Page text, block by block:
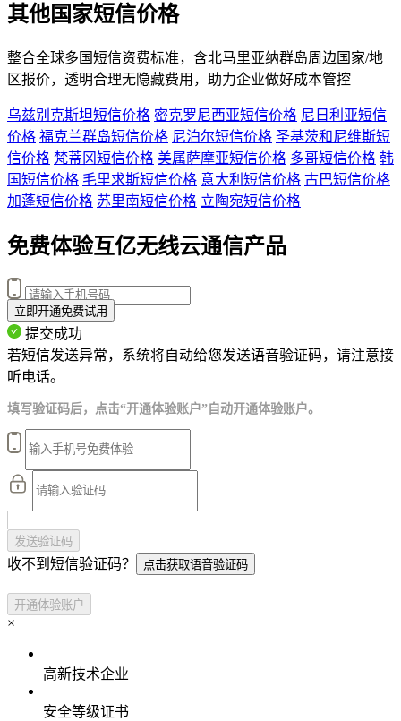
其他国家短信价格
整合全球多国短信资费标准，含北马里亚纳群岛周边国家/地
区报价，透明合理无隐藏费用，助力企业做好成本管控
乌兹别克斯坦短信价格 密克罗尼西亚短信价格 尼日利亚短信
价格 福克兰群岛短信价格 尼泊尔短信价格 圣基茨和尼维斯短
信价格 梵蒂冈短信价格 美属萨摩亚短信价格 多哥短信价格 韩
国短信价格 毛里求斯短信价格 意大利短信价格 古巴短信价格
加蓬短信价格 苏里南短信价格 立陶宛短信价格
免费体验互亿无线云通信产品
立即开通免费试用
提交成功
若短信发送异常，系统将自动给您发送语音验证码，请注意接
听电话。
填写验证码后，点击“开通体验账户”自动开通体验账户。
发送验证码
收不到短信验证码？ 点击获取语音验证码
开通体验账户
×
高新技术企业
安全等级证书